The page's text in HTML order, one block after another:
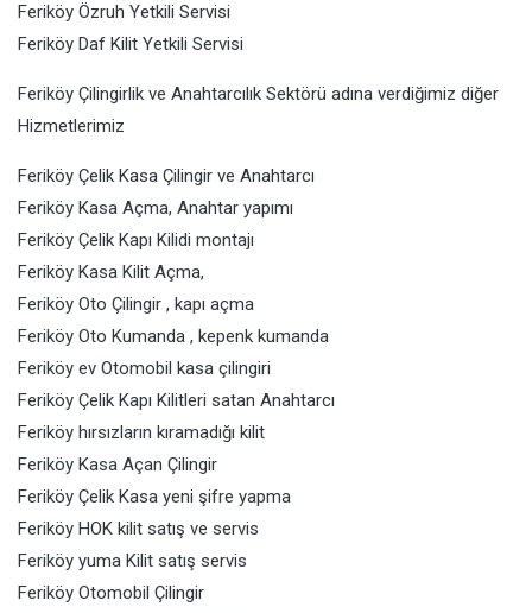
Feriköy Özruh Yetkili Servisi
Feriköy Daf Kilit Yetkili Servisi
Feriköy Çilingirlik ve Anahtarcılık Sektörü adına verdiğimiz diğer
Hizmetlerimiz
Feriköy Çelik Kasa Çilingir ve Anahtarcı
Feriköy Kasa Açma, Anahtar yapımı
Feriköy Çelik Kapı Kilidi montajı
Feriköy Kasa Kilit Açma,
Feriköy Oto Çilingir , kapı açma
Feriköy Oto Kumanda , kepenk kumanda
Feriköy ev Otomobil kasa çilingiri
Feriköy Çelik Kapı Kilitleri satan Anahtarcı
Feriköy hırsızların kıramadığı kilit
Feriköy Kasa Açan Çilingir
Feriköy Çelik Kasa yeni şifre yapma
Feriköy HOK kilit satış ve servis
Feriköy yuma Kilit satış servis
Feriköy Otomobil Çilingir